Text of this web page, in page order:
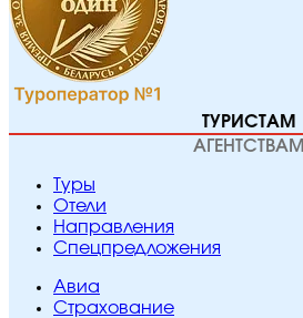
ТУРИСТАМ
АГЕНТСТВАМ
Туры
Отели
Направления
Спецпредложения
Авиа
Страхование